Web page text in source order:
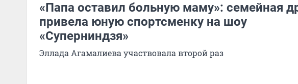
«Папа оставил больную маму»: семейная
привела юную спортсменку на шоу
«Суперниндзя»
Эллада Агамалиева участвовала второй раз